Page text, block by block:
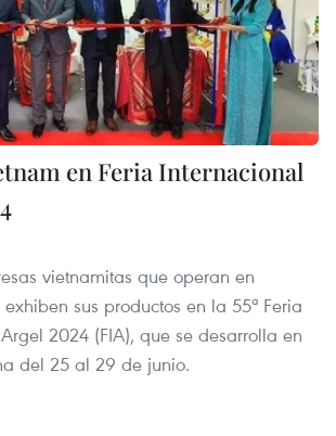
en Feria Internacional
vietnamitas que operan en
exhiben sus productos en la 55ª Feria
2024 (FIA), que se desarrolla en
del 25 al 29 de junio.